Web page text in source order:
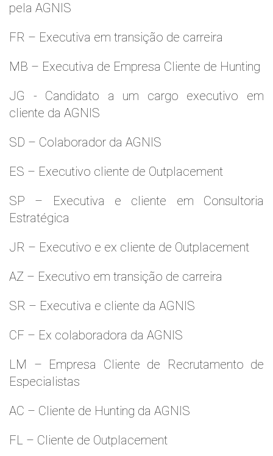
pela AGNIS
FR – Executiva em transição de carreira
MB – Executiva de Empresa Cliente de Hunting
JG - Candidato a um cargo executivo em
cliente da AGNIS
SD – Colaborador da AGNIS
ES – Executivo cliente de Outplacement
SP – Executiva e cliente em Consultoria
Estratégica
JR – Executivo e ex cliente de Outplacement
AZ – Executivo em transição de carreira
SR – Executiva e cliente da AGNIS
CF – Ex colaboradora da AGNIS
LM – Empresa Cliente de Recrutamento de
Especialistas
AC – Cliente de Hunting da AGNIS
FL – Cliente de Outplacement